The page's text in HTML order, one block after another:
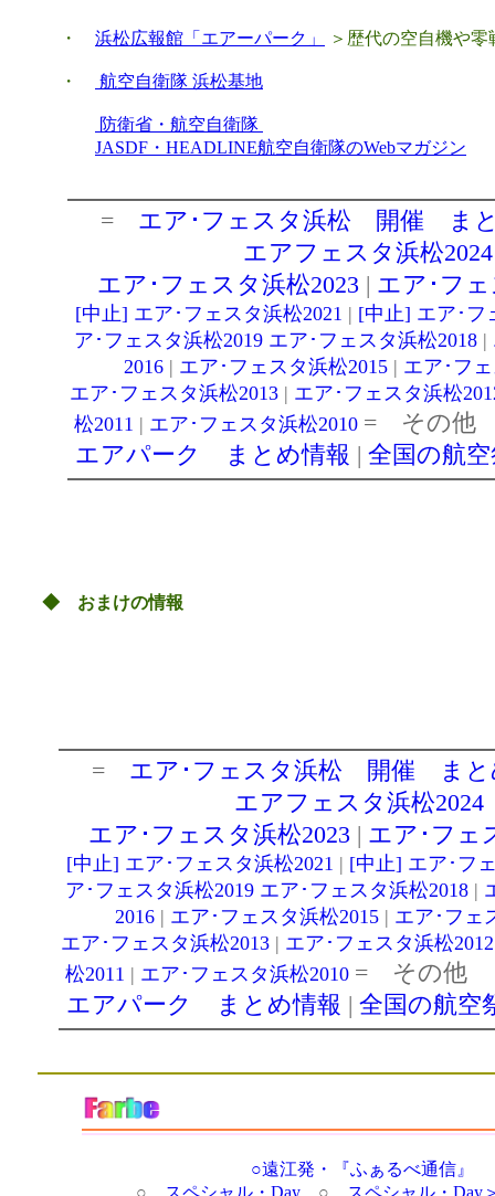
・ 浜松広報館「エアーパーク」 ＞歴代の空自機や零
・ 航空自衛隊 浜松基地
防衛省・航空自衛隊
JASDF・HEADLINE航空自衛隊のWebマガジン
◆ おまけの情報